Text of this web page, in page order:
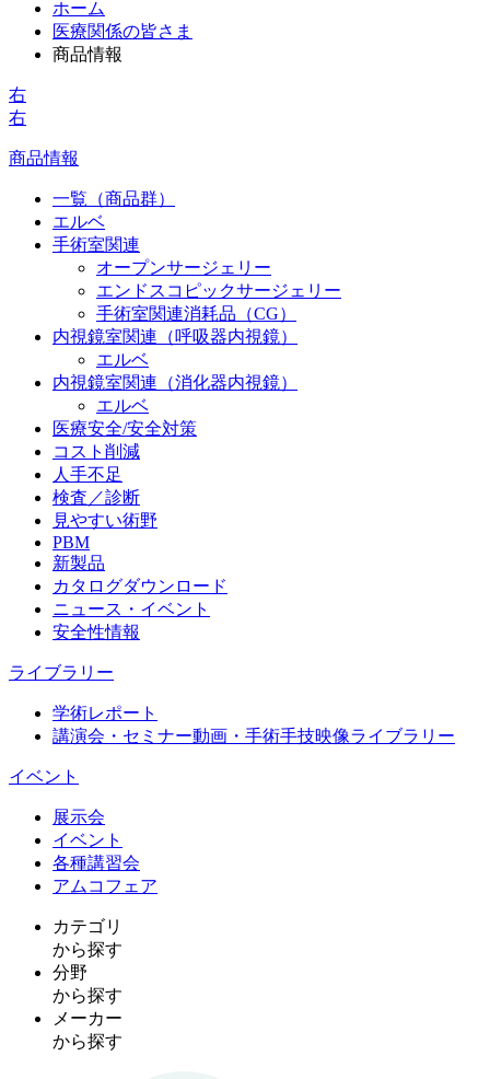
ホーム
医療関係の皆さま
商品情報
右
右
商品情報
一覧（商品群）
エルベ
手術室関連
オープンサージェリー
エンドスコピックサージェリー
手術室関連消耗品（CG）
内視鏡室関連（呼吸器内視鏡）
エルベ
内視鏡室関連（消化器内視鏡）
エルベ
医療安全/安全対策
コスト削減
人手不足
検査／診断
見やすい術野
PBM
新製品
カタログダウンロード
ニュース・イベント
安全性情報
ライブラリー
学術レポート
講演会・セミナー動画・手術手技映像ライブラリー
イベント
展示会
イベント
各種講習会
アムコフェア
カテゴリ
から探す
分野
から探す
メーカー
から探す